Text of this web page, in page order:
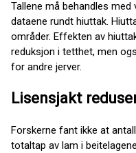
Tallene må behandles
dataene rundt hiuttak.
områder. Effekten av
reduksjon i tetthet, men
for andre jerver.
Lisensjakt
Forskerne fant ikke at
totaltap av lam i